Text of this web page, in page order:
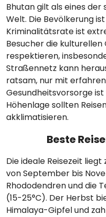
Bhutan gilt als eines
Welt. Die Bevölkerung
Kriminalitätsrate ist
Besucher die
respektieren,
Straßennetz kann
ratsam, nur mit
Gesundheitsvorsorge
Höhenlage sollten
akklimatisieren.
Beste
Die ideale Reisezeit
von September bis
Rhododendren und die
(15-25°C). Der Herbst
Himalaya-Gipfel und